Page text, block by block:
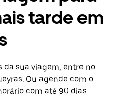
tarde em
sua viagem, entre no
Ou agende com o
com até 90 dias